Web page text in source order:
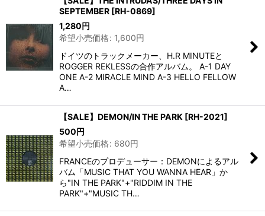
SEPTEMBER [RH-0869]
1,280円
希望小売価格: 1,600円
ドイツのトラックメーカー、H.R MINUTEと
ROGGER REKLESSの合作アルバム。 A-1 DAY
ONE A-2 MIRACLE MIND A-3 HELLO FELLOW
A…
【SALE】DEMON/IN THE PARK [RH-2021]
500円
希望小売価格: 680円
FRANCEのプロデューサー：DEMONによるアル
バム「MUSIC THAT YOU WANNA HEAR」か
ら"IN THE PARK"+"RIDDIM IN THE
PARK"+"MUSIC TH…